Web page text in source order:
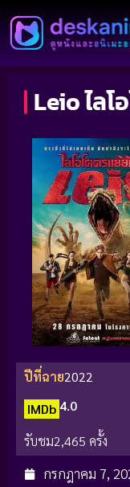
Leio ไล
ปีที่ฉาย2022
IMDb 4.0
รับชม2,465 ครั้ง
กรกฎาคม 7,